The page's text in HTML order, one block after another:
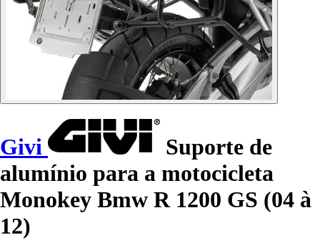
Givi
Suporte de
alumínio para a motocicleta
Monokey Bmw R 1200 GS (04 à
12)